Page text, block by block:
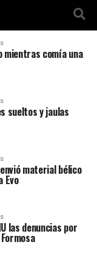
mientras comía una
sueltos y jaulas
material bélico
Evo
las denuncias por